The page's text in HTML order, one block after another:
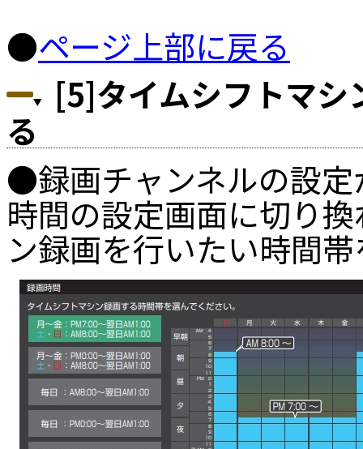
●ページ上部に戻る
[5]タイムシフトマシ
る
●録画チャンネルの設定
時間の設定画面に切り
ン録画を行いたい時間